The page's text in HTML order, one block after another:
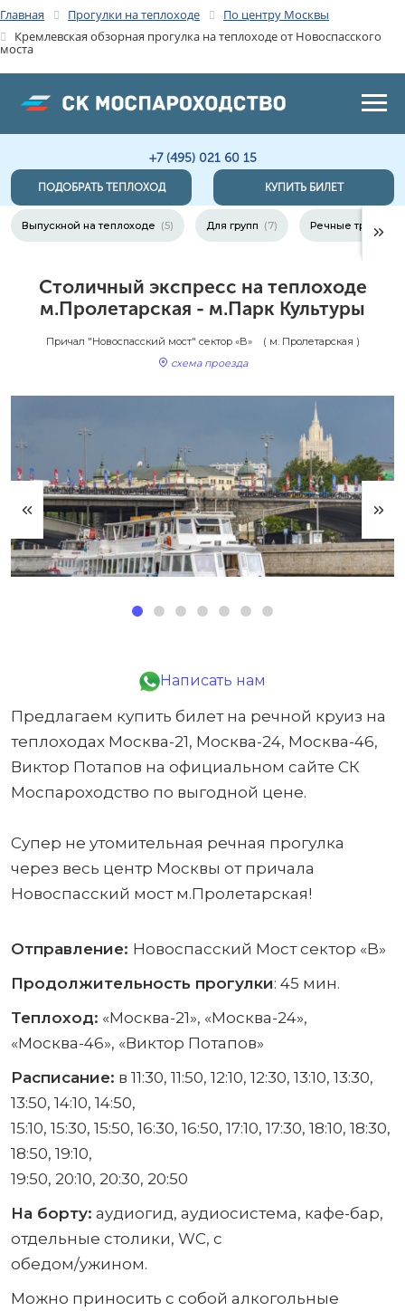
Главная Прогулки на теплоходе
По центру Москвы
Кремлевская обзорная прогулка на теплоходе от Новоспасского
моста
+7 (495) 021 60 15
ПОДОБРАТЬ ТЕПЛОХОД КУПИТЬ БИЛЕТ
Выпускной на теплоходе (5) Для групп (7) Речные трамваи
Столичный экспресс на теплоходе
м.Пролетарская - м.Парк Культуры
Причал "Новоспасский мост" сектор «B»
( м. Пролетарская )
схема проезда
Написать нам
Предлагаем купить билет на речной круиз на
теплоходах Москва-21, Москва-24, Москва-46,
Виктор Потапов на официальном сайте СК
Моспароходство по выгодной цене.
Супер не утомительная речная прогулка
через весь центр Москвы от причала
Новоспасский мост м.Пролетарская!
Отправление: Новоспасский Мост сектор «B»
Продолжительность прогулки: 45 мин.
Теплоход: «Москва-21», «Москва-24»,
«Москва-46», «Виктор Потапов»
Расписание: в 11:30, 11:50, 12:10, 12:30, 13:10, 13:30,
13:50, 14:10, 14:50,
15:10, 15:30, 15:50, 16:30, 16:50, 17:10, 17:30, 18:10, 18:30,
18:50, 19:10,
19:50, 20:10, 20:30, 20:50
На борту: аудиогид, аудиосистема, кафе-бар,
отдельные столики, WC, с
обедом/ужином.
Можно приносить с собой алкогольные